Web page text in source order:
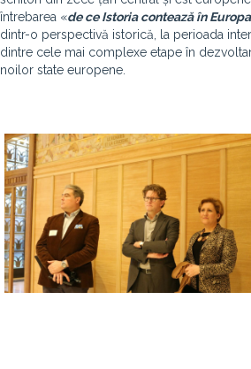
întrebarea «de ce Istoria contează în
dintr-o perspectivă istorică, la perioada
dintre cele mai complexe etape în
noilor state europene.